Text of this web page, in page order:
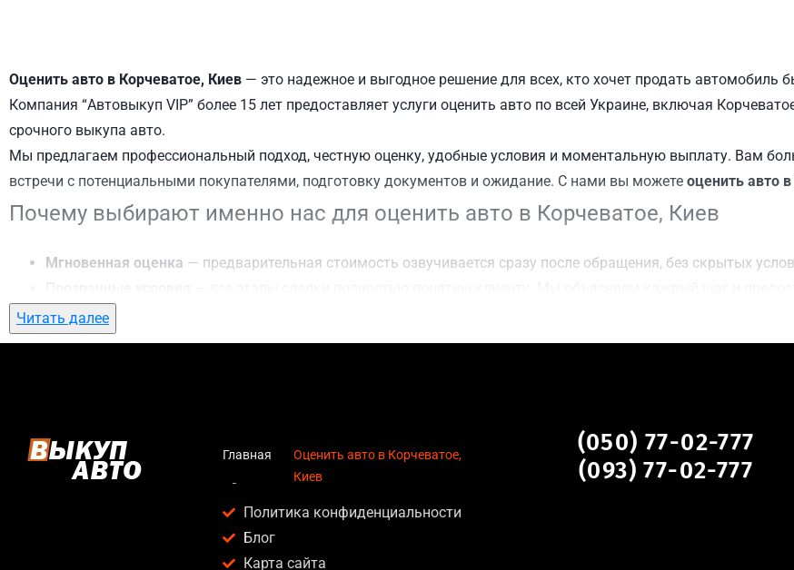
Оценить авто в Корчеватое, Киев — это надежное и выгодное решение для всех, кто хочет продать автомобиль
Компания “Автовыкуп VIP” более 15 лет предоставляет услуги оценить авто по всей Украине, включая
срочного выкупа авто.
Мы предлагаем профессиональный подход, честную оценку, удобные условия и моментальную выплату. Вам
встречи с потенциальными покупателями, подготовку документов и ожидание. С нами вы можете оценить авто
Почему выбирают именно нас для оценить авто в Корчеватое, Киев
Мгновенная оценка — предварительная стоимость озвучивается сразу после обращения, без скрытых
Гибкий подход
Честные цены— предлагаем до 95% от рыночной стоимости даже за авто после аварии или с пробегом;
Кому подойдет оценить авто в Корчеватое, Киев
Услуга оценить авто в Корчеватое, Киев актуальна для:
Владельцев автомобилей после аварии, когда восстановление экономически нецелесообразно;
Читать далее
Главная
Оценить авто в Корчеватое,
Киев
Политика конфиденциальности
Блог
Карта сайта
(050) 77-02-777
(093) 77-02-777